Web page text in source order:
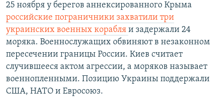
25 ноября у берегов аннексированного Крыма
российские пограничники захватили три
украинских военных корабля и задержали 24
моряка. Военнослужащих обвиняют в незаконном
пересечении границы России. Киев считает
случившееся актом агрессии, а моряков называет
военнопленными. Позицию Украины поддержали
США, НАТО и Евросоюз.